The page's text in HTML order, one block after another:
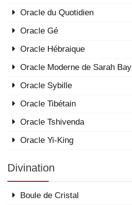
Oracle du Quotidien
Oracle Gé
Oracle Hébraique
Oracle Moderne de Sarah Bay
Oracle Sybille
Oracle Tibétain
Oracle Tshivenda
Oracle Yi-King
Divination
Boule de Cristal